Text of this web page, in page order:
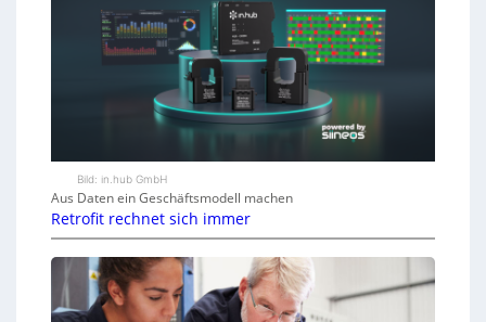
Bild: in.hub GmbH
Aus Daten ein Geschäftsmodell machen
Retrofit rechnet sich immer